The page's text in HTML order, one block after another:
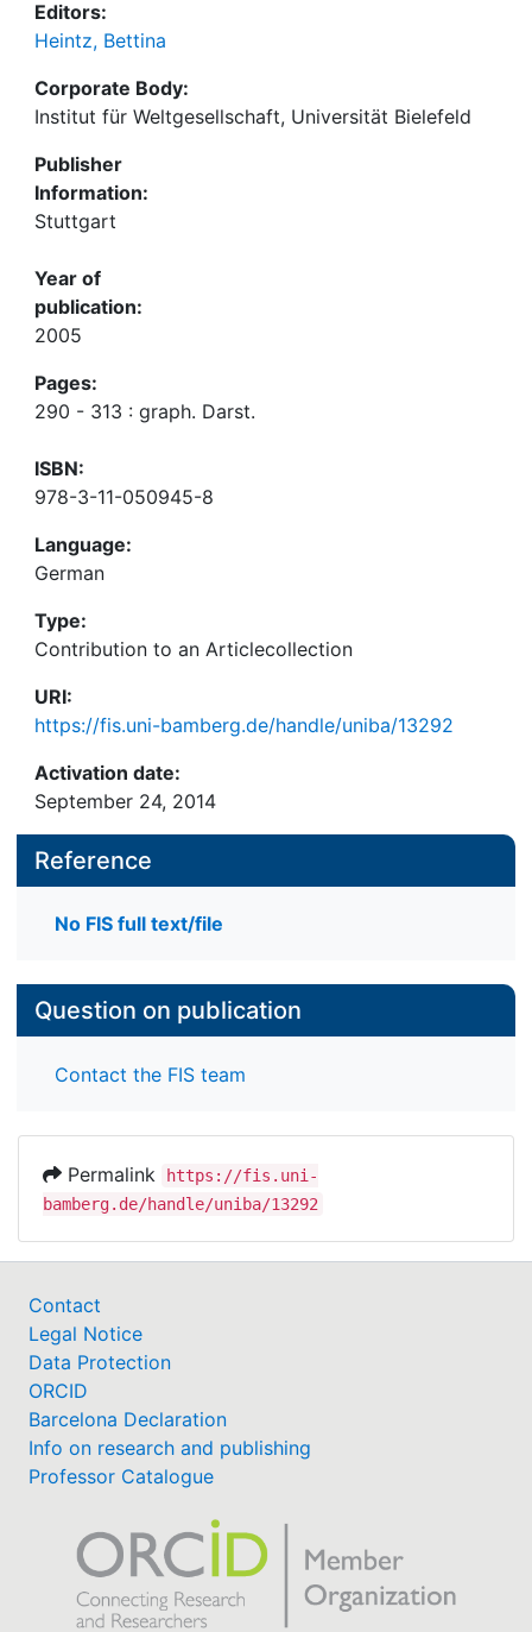
Editors:
Heintz, Bettina
Corporate Body:
Institut für Weltgesellschaft, Universität Bielefeld
Publisher
Information:
Stuttgart
Year of
publication:
2005
Pages:
290 - 313 : graph. Darst.
ISBN:
978-3-11-050945-8
Language:
German
Type:
Contribution to an Articlecollection
URI:
https://fis.uni-bamberg.de/handle/uniba/13292
Activation date:
September 24, 2014
Reference
No FIS full text/file
Question on publication
Contact the FIS team
Permalink
https://fis.uni-
bamberg.de/handle/uniba/13292
Contact
Legal Notice
Data Protection
ORCID
Barcelona Declaration
Info on research and publishing
Professor Catalogue